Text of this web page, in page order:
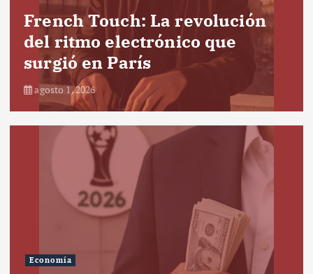
French Touch: La revolución
del ritmo electrónico que
surgió en París
agosto 1, 2026
Economía